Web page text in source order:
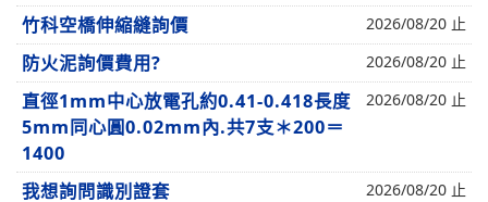
竹科空橋伸縮縫詢價 2026/08/20 止
防火泥詢價費用? 2026/08/20 止
直徑1mm中心放電孔約0.41-0.418長度
5mm同心圓0.02mm內.共7支＊200＝
1400
2026/08/20 止
我想詢問識別證套 2026/08/20 止